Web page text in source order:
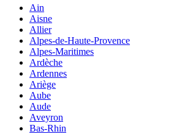
Ain
Aisne
Allier
Alpes-de-Haute-Provence
Alpes-Maritimes
Ardèche
Ardennes
Ariège
Aube
Aude
Aveyron
Bas-Rhin